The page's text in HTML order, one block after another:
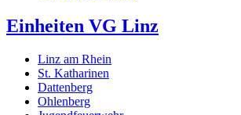
Einheiten VG Linz
Linz am Rhein
St. Katharinen
Dattenberg
Ohlenberg